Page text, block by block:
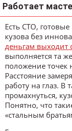
Работает
Есть СТО,
кузова без
деньгам выходит
выполняется та
положение
Расстояние
работу на глаз. В
промахнуться,
Понятно, что
«стальным